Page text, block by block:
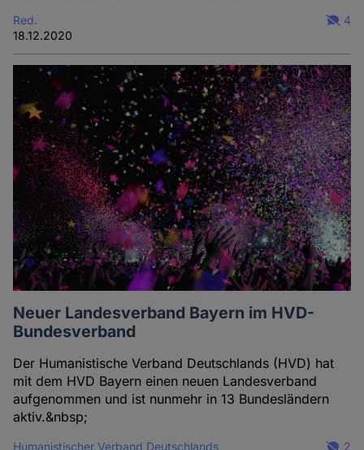
Red.
18.12.2020
4
Neuer Landesverband Bayern im HVD-
Bundesverband
Der Humanistische Verband Deutschlands (HVD) hat
mit dem HVD Bayern einen neuen Landesverband
aufgenommen und ist nunmehr in 13 Bundesländern
aktiv.&nbsp;
Humanistischer Verband Deutschlands 2